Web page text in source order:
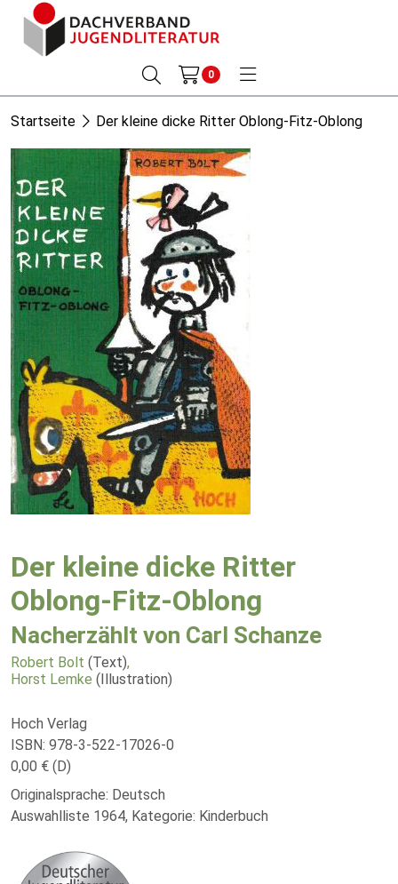
0
Startseite Der kleine dicke Ritter Oblong-Fitz-Oblong
Der kleine dicke Ritter
Oblong-Fitz-Oblong
Nacherzählt von Carl Schanze
Robert Bolt (Text),
Horst Lemke (Illustration)
Hoch Verlag
ISBN: 978-3-522-17026-0
0,00 € (D)
Originalsprache: Deutsch
Auswahlliste 1964, Kategorie: Kinderbuch